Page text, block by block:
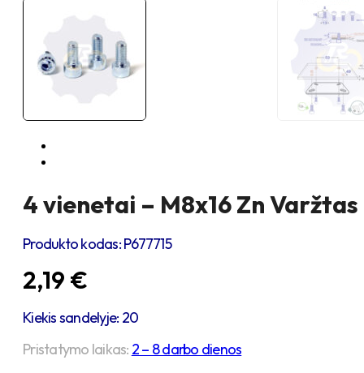
4 vienetai – M8x16 Zn
Produkto kodas:P677715
2,19 €
Kiekis sandelyje: 20
Pristatymo laikas: 2 – 8 darbo dienos